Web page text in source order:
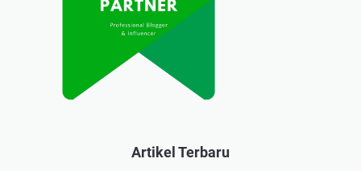
Artikel Terbaru